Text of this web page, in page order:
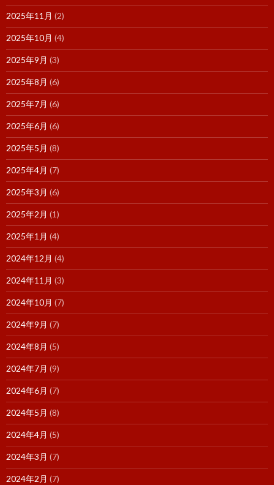
2025年11月 (2)
2025年10月 (4)
2025年9月 (3)
2025年8月 (6)
2025年7月 (6)
2025年6月 (6)
2025年5月 (8)
2025年4月 (7)
2025年3月 (6)
2025年2月 (1)
2025年1月 (4)
2024年12月 (4)
2024年11月 (3)
2024年10月 (7)
2024年9月 (7)
2024年8月 (5)
2024年7月 (9)
2024年6月 (7)
2024年5月 (8)
2024年4月 (5)
2024年3月 (7)
2024年2月 (7)